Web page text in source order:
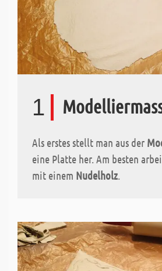
1
Als erstes stellt man aus der
eine Platte her. Am besten
mit einem Nudelholz.